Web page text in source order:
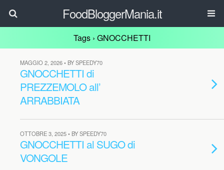
FoodBloggerMania.it
Tags › GNOCCHETTI
MAGGIO 2, 2026 • BY SPEEDY70
GNOCCHETTI di
PREZZEMOLO all’
ARRABBIATA
OTTOBRE 3, 2025 • BY SPEEDY70
GNOCCHETTI al SUGO di
VONGOLE